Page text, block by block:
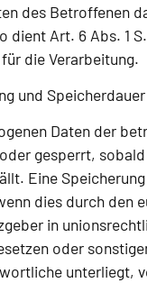
des Betroffenen
dient Art. 6 Abs. 1
die Verarbeitung.
und Speicherdauer
Daten der
gesperrt,
Eine
dies durch den
in
oder
unterliegt,